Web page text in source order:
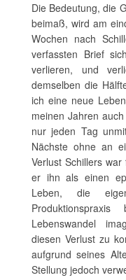
Die Bedeutung, die
beimaß, wird am
Wochen nach
verfassten Brief
verlieren, und
demselben die
ich eine neue
meinen Jahren
nur jeden Tag
Nächste ohne an
Verlust Schillers
er ihn als einen
Leben, die
Lebenswandel
diesen Verlust zu
aufgrund seines
Stellung jedoch